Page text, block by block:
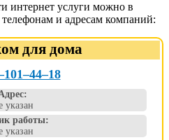
интернет услуги можно в
и адресам компаний:
для дома
указан
работы:
указан